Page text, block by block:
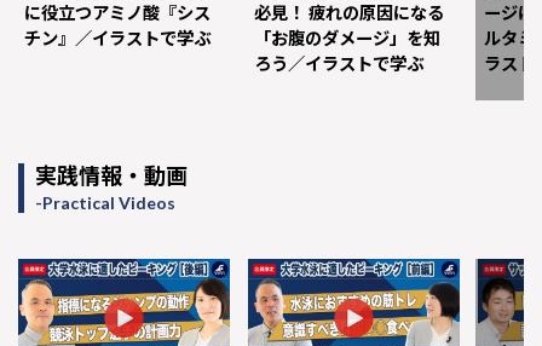
に役立つアミノ酸『シス
チン』／イラストで学ぶ
必見！ 疲れの原因になる
「お腹のダメージ」を知
ろう／イラストで学ぶ
ージに
ルタミ
ラスト
実践情報・動画
Practical Videos